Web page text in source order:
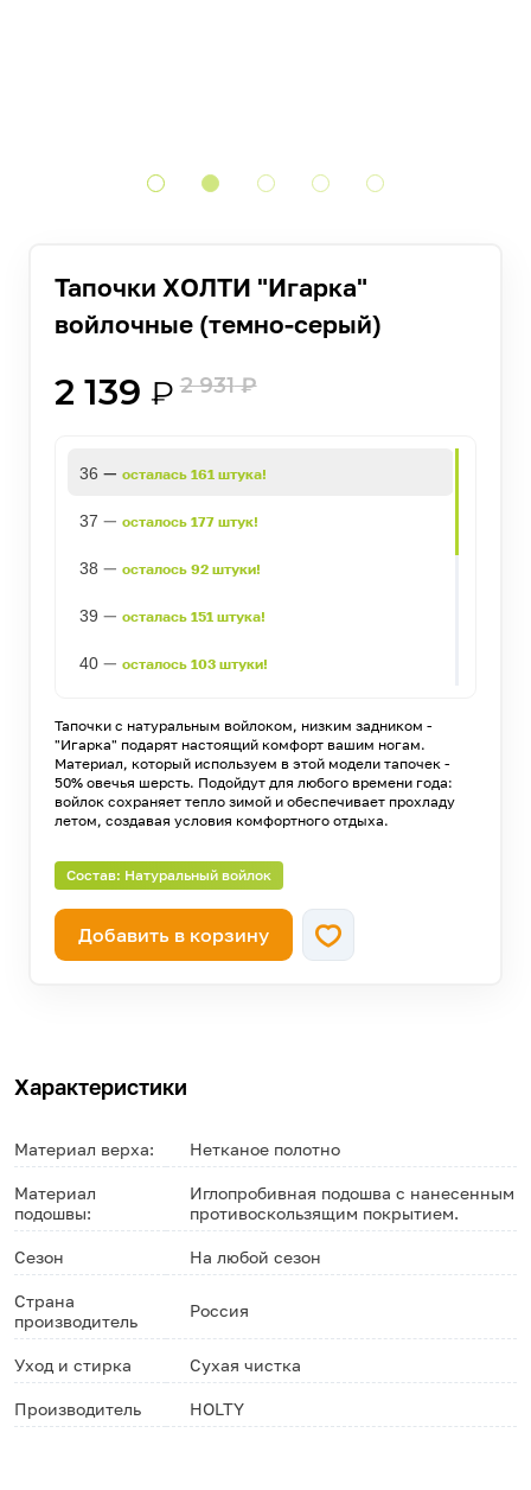
Тапочки ХОЛТИ "Игарка"
войлочные (темно-серый)
2 139 ₽ 2 931₽
36 — осталась 161 штука!
37 — осталось 177 штук!
38 — осталось 92 штуки!
39 — осталась 151 штука!
40— осталось 103 штуки!
42—осталось 410 штук!
43—осталось 536 штук!
46— осталась 221 штука!
Тапочки с натуральным войлоком, низким задником -
"Игарка" подарят настоящий комфорт вашим ногам.
Материал, который используем в этой модели тапочек -
50% овечья шерсть. Подойдут для любого времени года:
войлок сохраняет тепло зимой и обеспечивает прохладу
летом, создавая условия комфортного отдыха.
Состав: Натуральный войлок
Добавить в корзину
Характеристики
Материал верха: Нетканое полотно
Материал
подошвы:
Иглопробивная подошва с нанесенным
противоскользящим покрытием.
Сезон На любой сезон
Страна
производитель
Россия
Уход и стирка Сухая чистка
Производитель HOLTY